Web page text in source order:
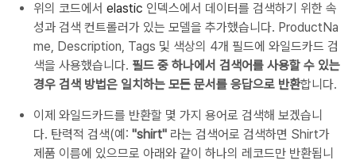
위의 코드에서 elastic 인덱스에서 데이터를 검색하기 위한 속
성과 검색 컨트롤러가 있는 모델을 추가했습니다. ProductNa
me, Description, Tags 및 색상의 4개 필드에 와일드카드 검
색을 사용했습니다. 필드 중 하나에서 검색어를 사용할 수 있는
경우 검색 방법은 일치하는 모든 문서를 응답으로 반환합니다.
이제 와일드카드를 반환할 몇 가지 용어로 검색해 보겠습니
다. 탄력적 검색(예: "shirt" 라는 검색어로 검색하면 Shirt가
제품 이름에 있으므로 아래와 같이 하나의 레코드만 반환됩니